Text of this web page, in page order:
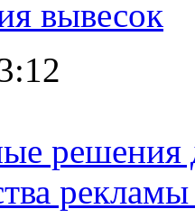
вывесок
решения
рекламы